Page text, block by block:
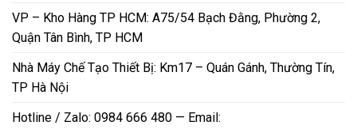
VP – Kho Hàng TP HCM: A75/54 Bạch Đằng, Phường 2,
Quận Tân Bình, TP HCM
Nhà Máy Chế Tạo Thiết Bị: Km17 – Quán Gánh, Thường Tín,
TP Hà Nội
Hotline / Zalo: 0984 666 480 — Email: